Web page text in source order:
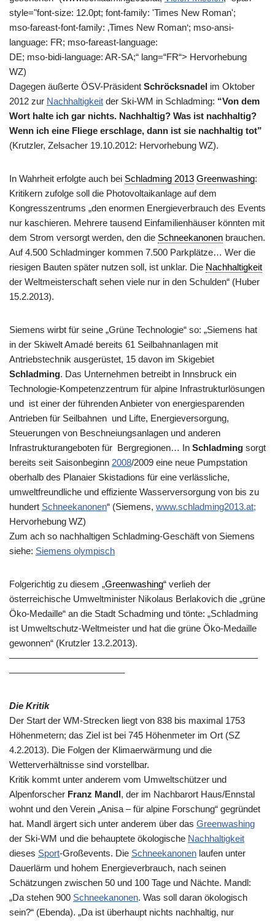
style="font-size: 12.0pt; font-family: 'Times New Roman';
mso-fareast-font-family: ‚Times New Roman‘; mso-ansi-
language: FR; mso-fareast-language:
DE; mso-bidi-language: AR-SA;“ lang=“FR“> Hervorhebung
WZ)
Dagegen äußerte ÖSV-Präsident Schröcksnadel im Oktober
2012 zur Nachhaltigkeit der Ski-WM in Schladming: “Von dem
Wort halte ich gar nichts. Nachhaltig? Was ist nachhaltig?
Wenn ich eine Fliege erschlage, dann ist sie nachhaltig tot”
(Krutzler, Zelsacher 19.10.2012: Hervorhebung WZ).
In Wahrheit erfolgte auch bei Schladming 2013 Greenwashing:
Kritikern zufolge soll die Photovoltaikanlage auf dem
Kongresszentrums „den enormen Energieverbrauch des Events
nur kaschieren. Mehrere tausend Einfamilienhäuser könnten mit
dem Strom versorgt werden, den die Schneekanonen brauchen.
Auf 4.500 Schladminger kommen 7.500 Parkplätze… Wer die
riesigen Bauten später nutzen soll, ist unklar. Die Nachhaltigkeit
der Weltmeisterschaft sehen viele nur in den Schulden“ (Huber
15.2.2013).
Siemens wirbt für seine „Grüne Technologie“ so: „Siemens hat
in der Skiwelt Amadé bereits 61 Seilbahnanlagen mit
Antriebstechnik ausgerüstet, 15 davon im Skigebiet
Schladming. Das Unternehmen betreibt in Innsbruck ein
Technologie-Kompetenzzentrum für alpine Infrastrukturlösungen
und ist einer der führenden Anbieter von energiesparenden
Antrieben für Seilbahnen und Lifte, Energieversorgung,
Steuerungen von Beschneiungsanlagen und anderen
Infrastrukturangeboten für Bergregionen… In Schladming sorgt
bereits seit Saisonbeginn 2008/2009 eine neue Pumpstation
oberhalb des Planaier Skistadions für eine verlässliche,
umweltfreundliche und effiziente Wasserversorgung von bis zu
hundert Schneekanonen“ (Siemens, www.schladming2013.at;
Hervorhebung WZ)
Zum ach so nachhaltigen Schladming-Geschäft von Siemens
siehe: Siemens olympisch
Folgerichtig zu diesem „Greenwashing“ verlieh der
österreichische Umweltminister Nikolaus Berlakovich die „grüne
Öko-Medaille“ an die Stadt Schadming und tönte: „Schladming
ist Umweltschutz-Weltmeister und hat die grüne Öko-Medaille
gewonnen“ (Krutzler 13.2.2013).
———————————————————————————
————————————–
Die Kritik
Der Start der WM-Strecken liegt von 838 bis maximal 1753
Höhenmetern; das Ziel ist bei 745 Höhenmeter im Ort (SZ
4.2.2013). Die Folgen der Klimaerwärmung und die
Wetterverhältnisse sind vorstellbar.
Kritik kommt unter anderem vom Umweltschützer und
Alpenforscher Franz Mandl, der im Nachbarort Haus/Ennstal
wohnt und den Verein „Anisa – für alpine Forschung“ gegründet
hat. Mandl ärgert sich unter anderem über das Greenwashing
der Ski-WM und die behauptete ökologische Nachhaltigkeit
dieses Sport-Großevents. Die Schneekanonen laufen unter
Dauerlärm und hohem Energieverbrauch, nach seinen
Schätzungen zwischen 50 und 100 Tage und Nächte. Mandl:
„Da stehen 900 Schneekanonen. Was soll daran ökologisch
sein?“ (Ebenda). „Da ist überhaupt nichts nachhaltig, nur